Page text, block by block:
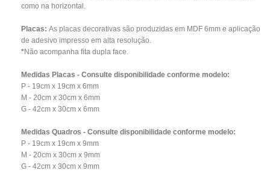
como na horizontal.
Placas: As placas decorativas são produzidas em MDF 6mm e aplicação
de adesivo impresso em alta resolução.
*Não acompanha fita dupla face.
Medidas Placas - Consulte disponibilidade conforme modelo:
P - 19cm x 19cm x 6mm
M - 20cm x 30cm x 6mm
G - 42cm x 30cm x 6mm
Medidas Quadros - Consulte disponibilidade conforme modelo:
P - 19cm x 19cm x 9mm
M - 20cm x 30cm x 9mm
G - 42cm x 30cm x 9mm